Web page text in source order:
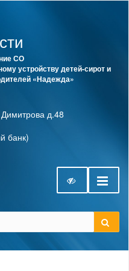
СО
устройству детей-сирот и
«Надежда»
д.48
банк)